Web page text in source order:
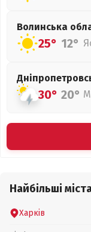
Волинська
25° 12°
30° 20°
Найбільші
Харків